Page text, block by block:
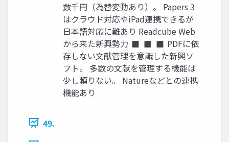
数千円（為替変動あり）。 Papers 3
はクラウド対応やiPad連携できるが
日本語対応に難あり Readcube Web
から来た新興勢力 ◼ ◼ ◼ PDFに依
存しない文献管理を意識した新興ソ
フト。 多数の文献を管理する機能は
少し頼りない。 Natureなどとの連携
機能あり
49.